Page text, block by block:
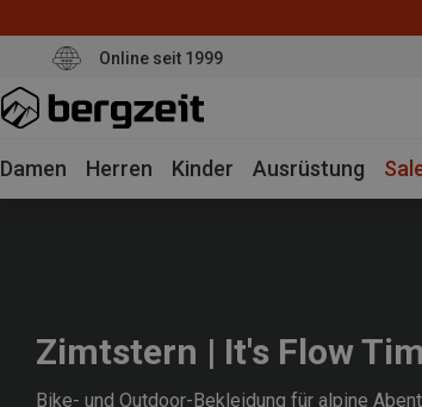
Online seit 1999
Damen Herren Kinder Ausrüstung
Zimtstern | It's Flow
Bike- und Outdoor-Bekleidung für alpine